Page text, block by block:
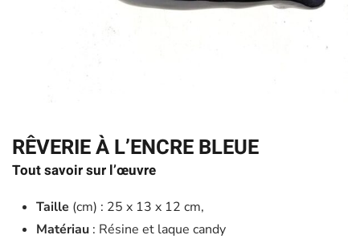
RÊVERIE À L’ENCRE BLEUE
Tout savoir sur l’œuvre
Taille (cm) : 25 x 13 x 12 cm,
Matériau : Résine et laque candy